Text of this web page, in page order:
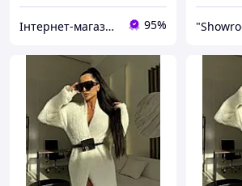
Інтернет-магазин одягу та взуття KedON 95%